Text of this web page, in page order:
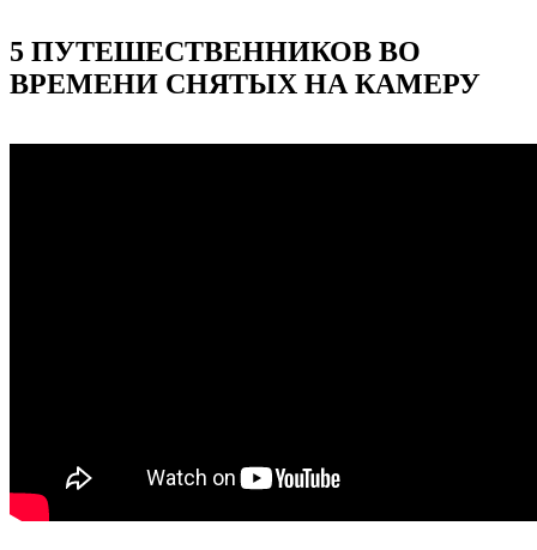
5 ПУТЕШЕСТВЕННИКОВ ВО
ВРЕМЕНИ СНЯТЫХ НА КАМЕРУ